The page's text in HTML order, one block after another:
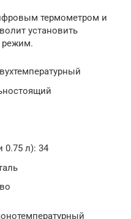
термометром и
установить
режим.
0.75 л): 34